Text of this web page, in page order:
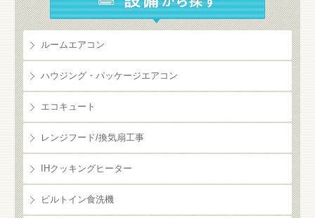
ルームエアコン
ハウジング・パッケージエアコン
エコキュート
レンジフード/換気扇工事
IHクッキングヒーター
ビルトイン食洗機